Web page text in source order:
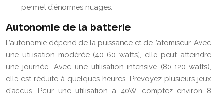
permet d’énormes nuages.
Autonomie de la batterie
L’autonomie dépend de la puissance et de l’atomiseur. Avec
une utilisation modérée (40-60 watts), elle peut atteindre
une journée. Avec une utilisation intensive (80-120 watts),
elle est réduite à quelques heures. Prévoyez plusieurs jeux
d’accus. Pour une utilisation à 40W, comptez environ 8